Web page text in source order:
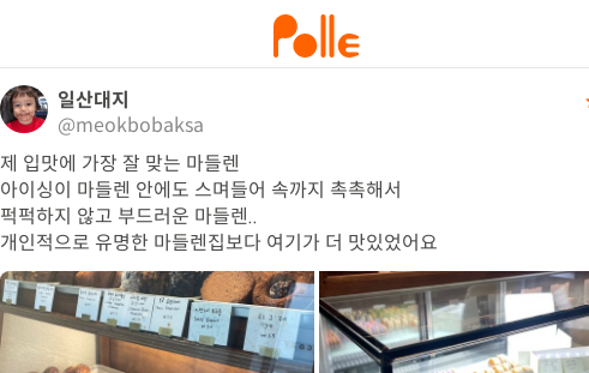
일산대지
@meokbobaksa
제 입맛에 가장 잘 맞는 마들렌
아이싱이 마들렌 안에도 스며들어 속까지 촉촉해서
퍽퍽하지 않고 부드러운 마들렌..
개인적으로 유명한 마들렌집보다 여기가 더 맛있었어요